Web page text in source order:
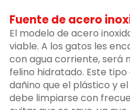
Fuente de acero
El modelo de acero
viable. A los gatos les
con agua corriente, será
felino hidratado. Este
dañino que el plástico y
debe limpiarse con